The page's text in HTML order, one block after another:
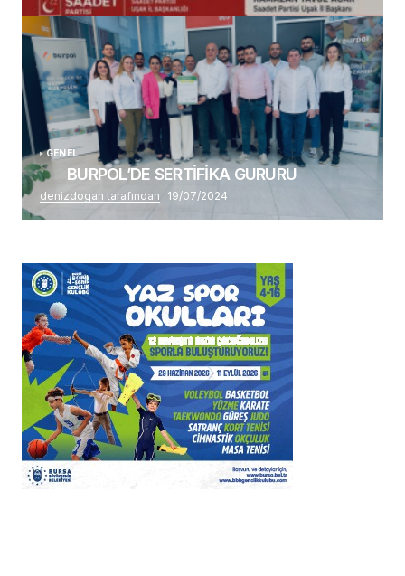
Alaattin Karahan tarafından 14/07/2026
GENEL
BURPOL’DE SERTİFİKA GURURU
denizdogan tarafından 19/07/2024